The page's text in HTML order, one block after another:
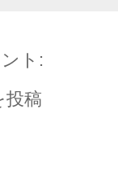
ト:
投稿